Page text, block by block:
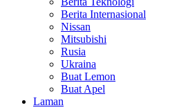
Berita Internasional
Nissan
Mitsubishi
Rusia
Ukraina
Buat Lemon
Buat Apel
Laman